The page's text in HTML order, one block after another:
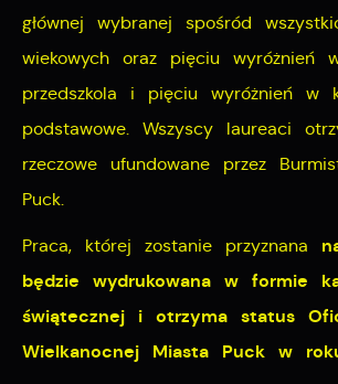
głównej wybranej spośród
wiekowych oraz pięciu wyróżnień
przedszkola i pięciu wyróżnień w
podstawowe. Wszyscy laureaci
rzeczowe ufundowane przez
Puck.
Praca, której zostanie przyznana
będzie wydrukowana w formie
świątecznej i otrzyma status
Wielkanocnej Miasta Puck w